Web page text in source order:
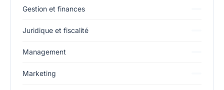
Gestion et finances
Juridique et fiscalité
Management
Marketing